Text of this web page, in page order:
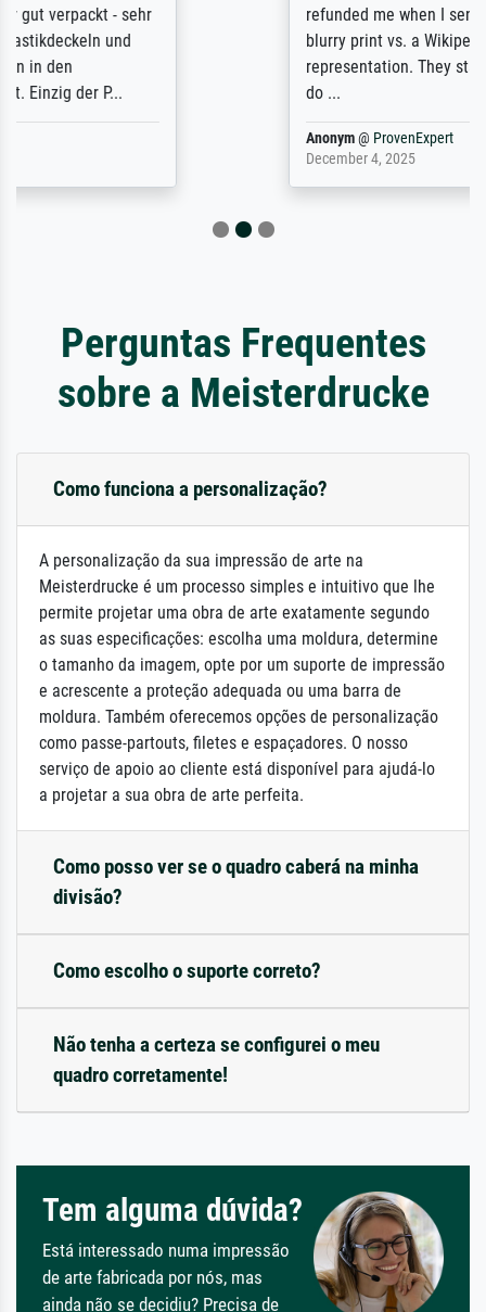
refunded me when I sent pictures of the
blurry print vs. a Wikipedia commons
representation. They stated they couldn't
do ...
Perguntas Frequentes
sobre a Meisterdrucke
Como funciona a personalização?
A personalização da sua impressão de arte na
Meisterdrucke é um processo simples e intuitivo que lhe
permite projetar uma obra de arte exatamente segundo
as suas especificações: escolha uma moldura, determine
o tamanho da imagem, opte por um suporte de impressão
e acrescente a proteção adequada ou uma barra de
moldura. Também oferecemos opções de personalização
como passe-partouts, filetes e espaçadores. O nosso
serviço de apoio ao cliente está disponível para ajudá-lo
a projetar a sua obra de arte perfeita.
Como posso ver se o quadro caberá na minha
divisão?
Como escolho o suporte correto?
Não tenha a certeza se configurei o meu
quadro corretamente!
Tem alguma dúvida?
Está interessado numa impressão
de arte fabricada por nós, mas
ainda não se decidiu? Precisa de